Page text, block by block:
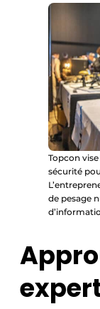
Topcon
sécurité
de pesage